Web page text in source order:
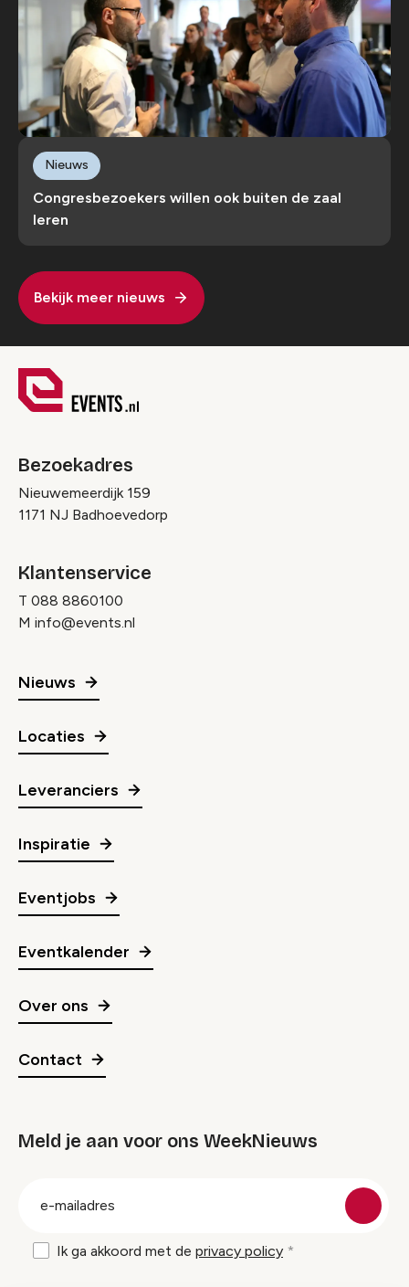
Congresbezoekers willen ook buiten de zaal
leren
Nieuws
Bekijk meer nieuws
Bezoekadres
Nieuwemeerdijk 159
1171 NJ Badhoevedorp
Klantenservice
T 088 8860100
M info@events.nl
Nieuws
Locaties
Leveranciers
Inspiratie
Eventjobs
Eventkalender
Over ons
Contact
Meld je aan voor ons WeekNieuws
Ik ga akkoord met de privacy policy